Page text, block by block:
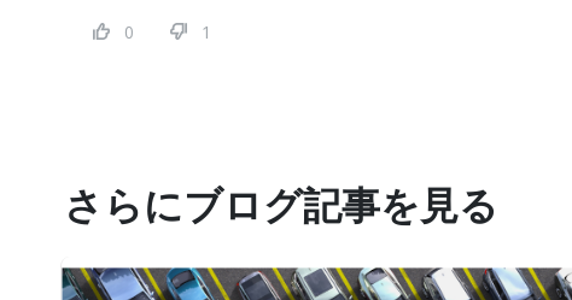
0 1
さらにブログ記事を見る